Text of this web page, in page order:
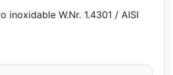
inoxidable W.Nr. 1.4301 / AISI